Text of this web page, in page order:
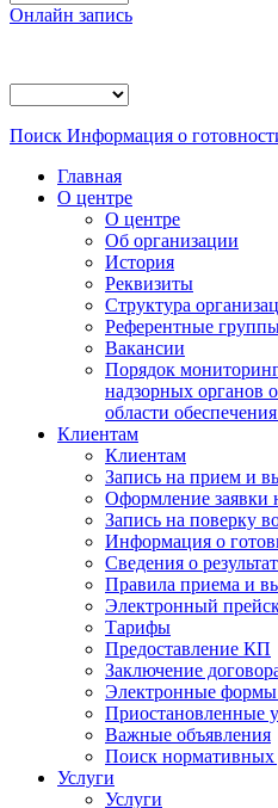
Онлайн запись
Поиск Информация о
Главная
О центре
О центре
Об организации
История
Реквизиты
Структура
Референтные
Вакансии
Порядок
надзорных органов
области
Клиентам
Клиентам
Запись на прием и
Оформление заявки
Запись на поверку
Информация о
Сведения о
Правила приема и
Электронный
Тарифы
Предоставление КП
Заключение
Электронные формы
Приостановленные
Важные объявления
Поиск нормативных
Услуги
Услуги